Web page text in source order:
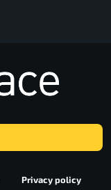
Privacy policy